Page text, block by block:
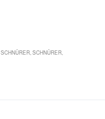
SCHNÜRER,SCHNÜRER,